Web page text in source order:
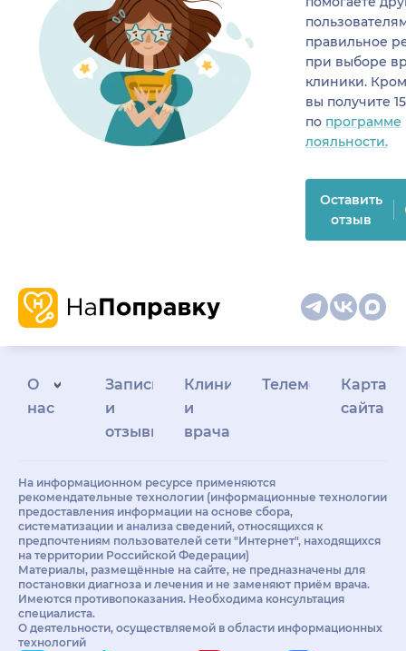
правильное
при выборе
клиники.
вы получите
по программе
лояльности.
Оставить
отзыв
О
нас
Запись
и
отзывы
Клиникам
и
врачам
Телемедицина
Карта
сайта
На информационном ресурсе применяются
рекомендательные технологии (информационные технологии
предоставления информации на основе сбора,
систематизации и анализа сведений, относящихся к
предпочтениям пользователей сети "Интернет", находящихся
на территории Российской Федерации)
Материалы, размещённые на сайте, не предназначены для
постановки диагноза и лечения и не заменяют приём врача.
Имеются противопоказания. Необходима консультация
специалиста.
О деятельности, осуществляемой в области информационных
технологий